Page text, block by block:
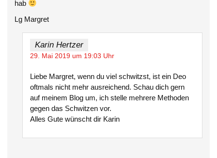
hab
Lg Margret
Karin Hertzer
29. Mai 2019 um 19:03 Uhr
Liebe Margret, wenn du viel schwitzst, ist ein Deo
oftmals nicht mehr ausreichend. Schau dich gern
auf meinem Blog um, ich stelle mehrere Methoden
gegen das Schwitzen vor.
Alles Gute wünscht dir Karin